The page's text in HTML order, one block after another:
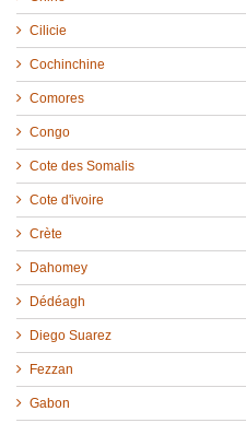
Cilicie
Cochinchine
Comores
Congo
Cote des Somalis
Cote d'ivoire
Crète
Dahomey
Dédéagh
Diego Suarez
Fezzan
Gabon